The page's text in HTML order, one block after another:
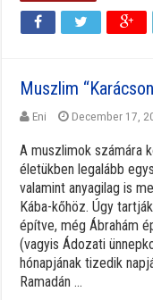
Muszlim
Eni December 17,
A muszlimok számára
életükben legalább
valamint anyagilag is
Kába-kőhöz. Úgy
építve, még Ábrahám
(vagyis Ádozati
hónapjának tizedik
Ramadán ...